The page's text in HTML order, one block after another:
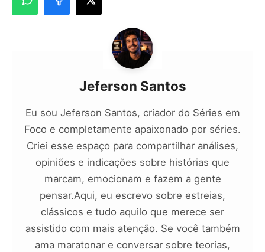
Jeferson Santos
Eu sou Jeferson Santos, criador do Séries em
Foco e completamente apaixonado por séries.
Criei esse espaço para compartilhar análises,
opiniões e indicações sobre histórias que
marcam, emocionam e fazem a gente
pensar.Aqui, eu escrevo sobre estreias,
clássicos e tudo aquilo que merece ser
assistido com mais atenção. Se você também
ama maratonar e conversar sobre teorias,